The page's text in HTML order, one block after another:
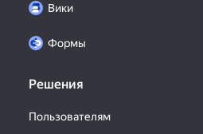
Вики
Формы
Решения
Пользователям